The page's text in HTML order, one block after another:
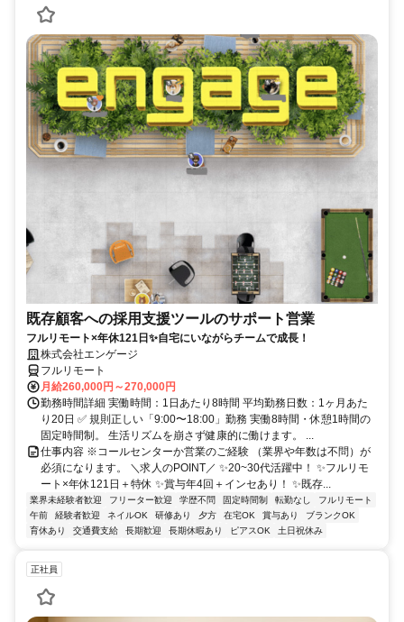
既存顧客への採用支援ツールのサポート営業
フルリモート×年休121日✨自宅にいながらチームで成長！
株式会社エンゲージ
フルリモート
月給260,000円～270,000円
勤務時間詳細 実働時間：1日あたり8時間 平均勤務日数：1ヶ月あた
り20日 ✅ 規則正しい「9:00〜18:00」勤務 実働8時間・休憩1時間の
固定時間制。 生活リズムを崩さず健康的に働けます。 ...
仕事内容 ※コールセンターか営業のご経験 （業界や年数は不問）が
必須になります。 ＼求人のPOINT／ ✨20~30代活躍中！ ✨フルリモ
ート×年休121日＋特休 ✨賞与年4回＋インセあり！ ✨既存...
業界未経験者歓迎 フリーター歓迎 学歴不問 固定時間制 転勤なし
フルリモート
午前
経験者歓迎 ネイルOK 研修あり 夕方 在宅OK 賞与あり
ブランクOK
育休あり
交通費支給 長期歓迎 長期休暇あり ピアスOK 土日祝休み
正社員